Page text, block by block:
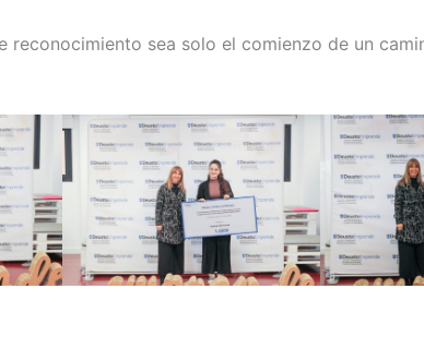
reconocimiento sea solo el comienzo de un